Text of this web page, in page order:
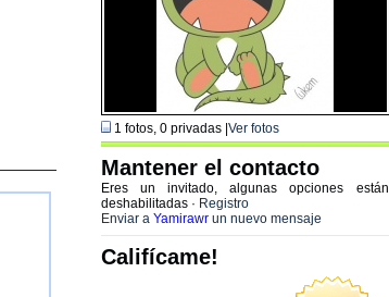
1 fotos, 0 privadas | Ver fotos
Mantener el contacto
Eres un invitado, algunas opciones están
deshabilitadas · Registro
Enviar a Yamirawrun nuevo mensaje
Califícame!